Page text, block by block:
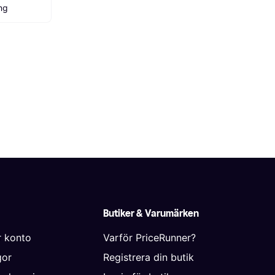
konto
Butiker & Varumärken
Varför PriceRunner?
Registrera din butik